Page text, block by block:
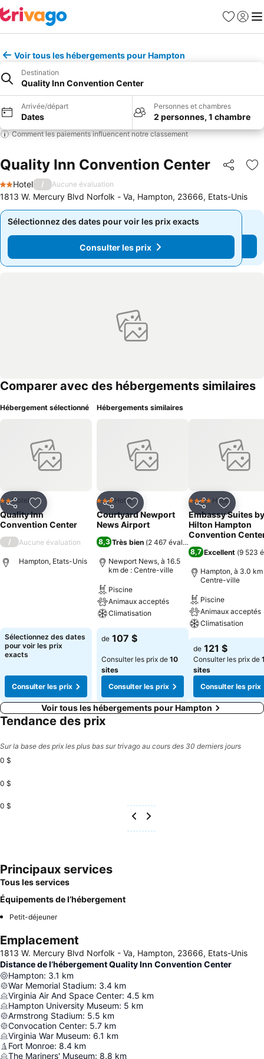
Favoris
Se
Voir tous les hébergements pour Hampton
Destination
Quality Inn Convention Center
Arrivée/départ
Dates
Personnes et chambres
2 personnes, 1 chambre
Comment les paiements influencent notre classement
Quality Inn Convention Center Partager
2 Étoiles
Hotel / Aucune évaluation
1813 W. Mercury Blvd Norfolk - Va, Hampton, 23666, Etats-Unis
Sélectionnez des dates pour voir les prix exacts
Consulter les prix
Sélectionnez des dates pour voir les prix exacts
Consulter les prix
Comparer avec des hébergements similaires
Hébergement sélectionné
PartagerAjouter à mes favoris
2 Étoiles
Hotel
Quality Inn
Convention Center
/ Aucune évaluation
Hampton, Etats-Unis
Sélectionnez des dates
pour voir les prix
exacts
Consulter les prix
Hébergements similaires
PartagerAjouter à mes favoris
3 ÉtoilesHotel
Courtyard Newport
News Airport
8,3 Très bien (2 467 évaluations
Newport News, à 16.5
km de : Centre-ville
Piscine
Animaux acceptés
Climatisation
de 107 $
Consulter les prix de 10
sites
Consulter les prix
PartagerAjouter
4 ÉtoilesHotel
Embassy Suites by
Hilton Hampton
Convention
8,7 Excellent (9 523
Hampton, à 3.0 km
Centre-ville
Piscine
Animaux acceptés
Climatisation
de 121 $
Consulter les prix de
sites
Consulter les prix
Voir tous les hébergements pour Hampton
Tendance des prix
Sur la base des prix les plus bas sur trivago au cours des 30 derniers jours
0 $
0 $
0 $
Principaux services
Tous les services
Équipements de l’hébergement
Petit-déjeuner
Emplacement
1813 W. Mercury Blvd Norfolk - Va, Hampton, 23666, Etats-Unis
Distance de l’hébergement Quality Inn Convention Center
Hampton: 3.1 km
War Memorial Stadium: 3.4 km
Virginia Air And Space Center: 4.5 km
Hampton University Museum: 5 km
Armstrong Stadium: 5.5 km
Convocation Center: 5.7 km
Virginia War Museum: 6.1 km
Fort Monroe: 8.4 km
The Mariners' Museum: 8.8 km